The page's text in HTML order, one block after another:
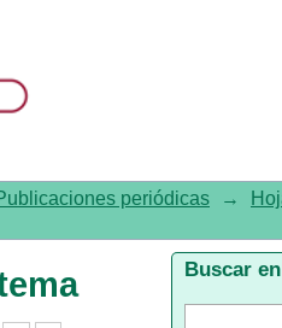
periódicas →
Buscar